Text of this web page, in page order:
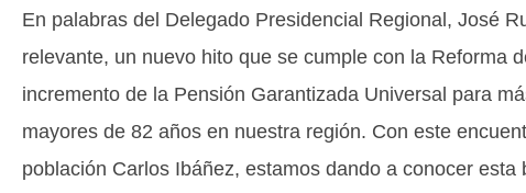
En palabras del Delegado Presidencial Regional, José
relevante, un nuevo hito que se cumple con la Reforma
incremento de la Pensión Garantizada Universal para
mayores de 82 años en nuestra región. Con este
población Carlos Ibáñez, estamos dando a conocer